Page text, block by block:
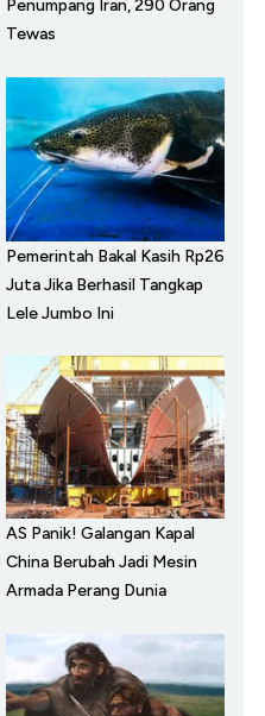
Penumpang Iran, 290 Orang
Tewas
Pemerintah Bakal Kasih Rp26
Juta Jika Berhasil Tangkap
Lele Jumbo Ini
AS Panik! Galangan Kapal
China Berubah Jadi Mesin
Armada Perang Dunia